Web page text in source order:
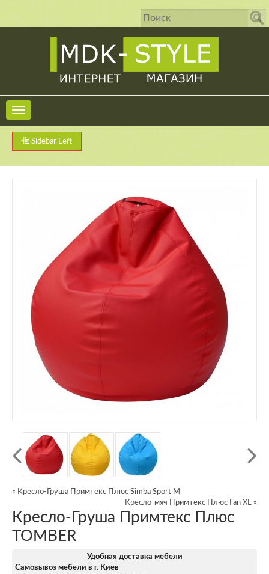
Sidebar Left
« Кресло-Груша Примтекс Плюс Simba Sport М
Кресло-мяч Примтекс Плюс Fan XL »
Кресло-Груша Примтекс Плюс
TOMBER
Удобная доставка мебели
Самовывоз мебели в г. Киев